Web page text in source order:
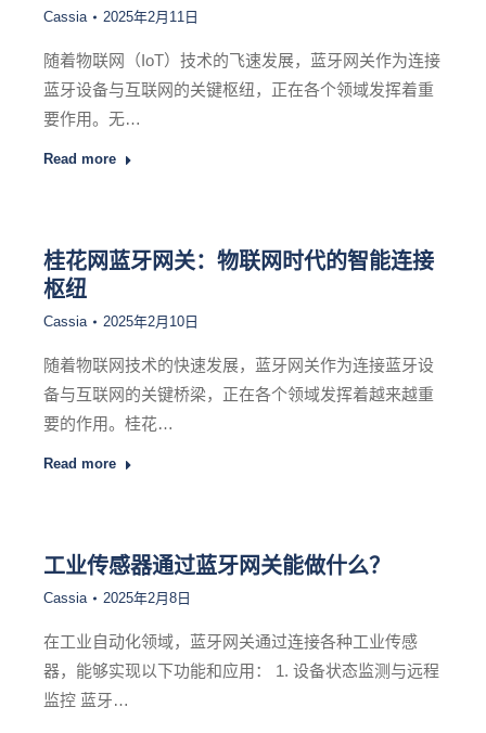
Cassia 2025年2月11日
随着物联网（IoT）技术的飞速发展，蓝牙网关作为连接
蓝牙设备与互联网的关键枢纽，正在各个领域发挥着重
要作用。无…
Read more
桂花网蓝牙网关：物联网时代的智能连接
枢纽
Cassia 2025年2月10日
随着物联网技术的快速发展，蓝牙网关作为连接蓝牙设
备与互联网的关键桥梁，正在各个领域发挥着越来越重
要的作用。桂花…
Read more
工业传感器通过蓝牙网关能做什么？
Cassia 2025年2月8日
在工业自动化领域，蓝牙网关通过连接各种工业传感
器，能够实现以下功能和应用： 1. 设备状态监测与远程
监控 蓝牙…